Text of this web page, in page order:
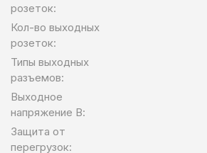
розеток:
Кол-во выходных
розеток:
Типы выходных
разъемов:
Выходное
напряжение В:
Защита от
перегрузок: